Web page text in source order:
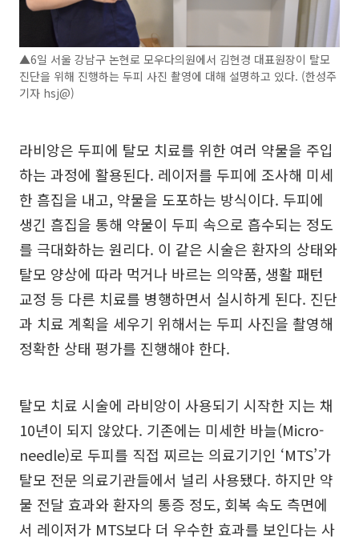
▲6일 서울 강남구 논현로 모우다의원에서 김현경 대표원장이 탈모
진단을 위해 진행하는 두피 사진 촬영에 대해 설명하고 있다. (한성주
기자 hsj@)
라비앙은 두피에 탈모 치료를 위한 여러 약물을 주입
하는 과정에 활용된다. 레이저를 두피에 조사해 미세
한 흠집을 내고, 약물을 도포하는 방식이다. 두피에
생긴 흠집을 통해 약물이 두피 속으로 흡수되는 정도
를 극대화하는 원리다. 이 같은 시술은 환자의 상태와
탈모 양상에 따라 먹거나 바르는 의약품, 생활 패턴
교정 등 다른 치료를 병행하면서 실시하게 된다. 진단
과 치료 계획을 세우기 위해서는 두피 사진을 촬영해
정확한 상태 평가를 진행해야 한다.
탈모 치료 시술에 라비앙이 사용되기 시작한 지는 채
10년이 되지 않았다. 기존에는 미세한 바늘(Micro-
needle)로 두피를 직접 찌르는 의료기기인 ‘MTS’가
탈모 전문 의료기관들에서 널리 사용됐다. 하지만 약
물 전달 효과와 환자의 통증 정도, 회복 속도 측면에
서 레이저가 MTS보다 더 우수한 효과를 보인다는 사